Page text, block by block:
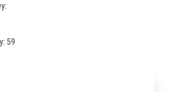
59